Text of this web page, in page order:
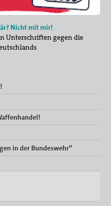
Nicht mit mir!
Unterschriften gegen die
in der Bundeswehr“